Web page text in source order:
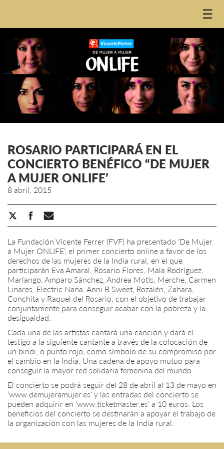
☰
ROSARIO PARTICIPARÁ EN EL
CONCIERTO BENÉFICO “DE MUJER
A MUJER ONLIFE’
8 abril, 2015
La Fundación Vicente Ferrer (FVF) ha presentado ‘De Mujer
a Mujer ONLIFE’, el primer concierto online a favor de los
derechos de las mujeres de la India rural, en el que
participarán Eva Amaral, Rosario Flores, Mala Rodríguez,
Marlango, Amparo Sánchez, Andrea Motis, Merche, Carmen
Linares, Electric Nana, Anni B Sweet, Rozalén, Zahara,
Conchita y Raquel del Rosario, con el objetivo de trabajar
conjuntamente para conseguir acabar con la pobreza y la
desigualdad.
Cada una de las artistas cantará una canción y dará el
testigo a la siguiente cantante a través de la colocación de
un bindi, o punto rojo, como símbolo de su compromiso por
el cambio en la India. Una cadena de apoyo mutuo para
conseguir la mayor red solidaria femenina del mundo.
El concierto se podrá seguir del 28 de abril al 13 de mayo en
‘www.demujeramujer.es’ y las entradas del concierto se
pueden adquirir en ‘www.ticketmaster.es’ a 10 euros. Los
beneficios del concierto se destinarán a apoyar el trabajo de
la organización con las mujeres de la India rural.